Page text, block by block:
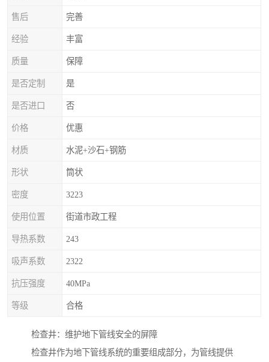
售后 完善
经验 丰富
质量 保障
是否定制 是
是否进口 否
价格 优惠
材质 水泥+沙石+钢筋
形状 筒状
密度 3223
使用位置 街道市政工程
导热系数 243
吸声系数 2322
抗压强度 40MPa
等级 合格
检查井：维护地下管线安全的屏障
检查井作为地下管线系统的重要组成部分，为管线提供